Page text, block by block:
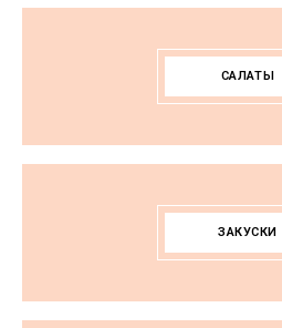
САЛАТЫ
ЗАКУСКИ